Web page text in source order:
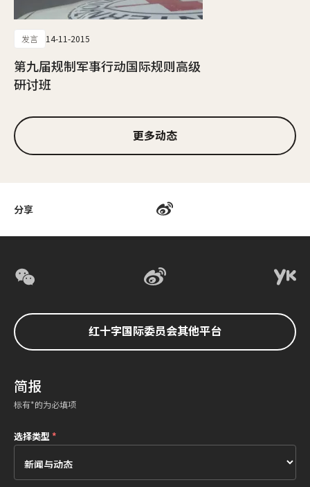
分享
发言 14-11-2015
第九届规制军事行动国际规则高级
研讨班
更多动态
红十字国际委员会其他平台
简报
标有*的为必填项
选择类型*